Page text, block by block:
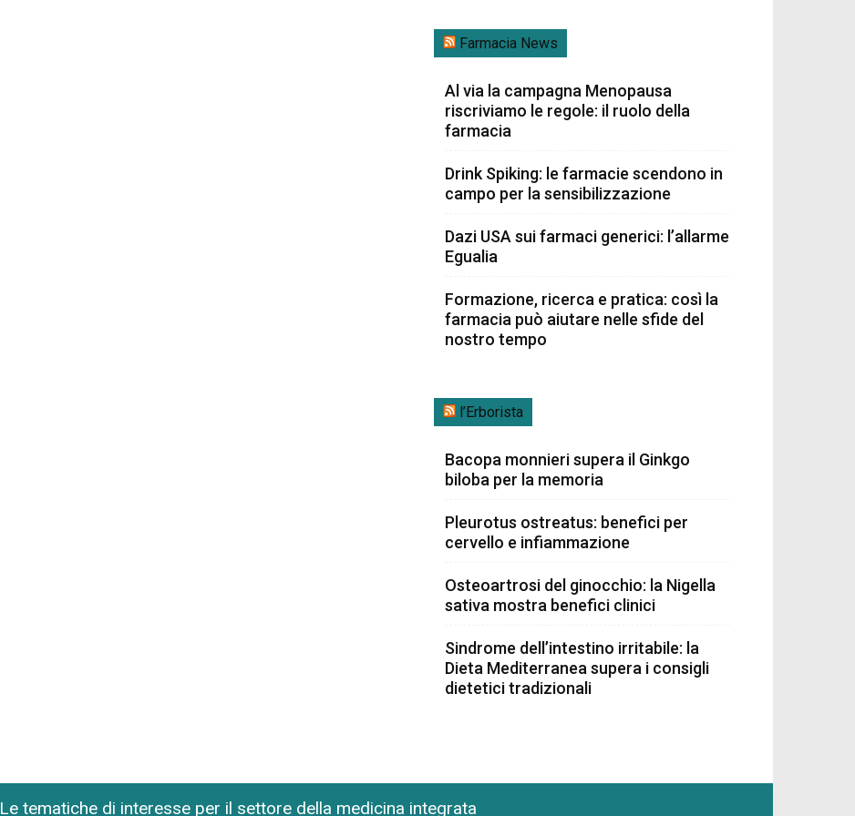
Farmacia News
Al via la campagna Menopausa
riscriviamo le regole: il ruolo della
farmacia
Drink Spiking: le farmacie scendono in
campo per la sensibilizzazione
Dazi USA sui farmaci generici: l’allarme
Egualia
Formazione, ricerca e pratica: così la
farmacia può aiutare nelle sfide del
nostro tempo
l’Erborista
Bacopa monnieri supera il Ginkgo
biloba per la memoria
Pleurotus ostreatus: benefici per
cervello e infiammazione
Osteoartrosi del ginocchio: la Nigella
sativa mostra benefici clinici
Sindrome dell’intestino irritabile: la
Dieta Mediterranea supera i consigli
dietetici tradizionali
Le tematiche di interesse per il settore della medicina integrata